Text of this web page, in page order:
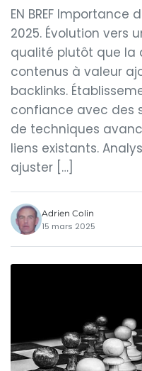
EN BREF Importance
2025. Évolution vers
qualité plutôt que la
contenus à valeur
backlinks.
confiance avec des
de techniques
liens existants.
ajuster […]
Adrien Colin
15 mars 2025